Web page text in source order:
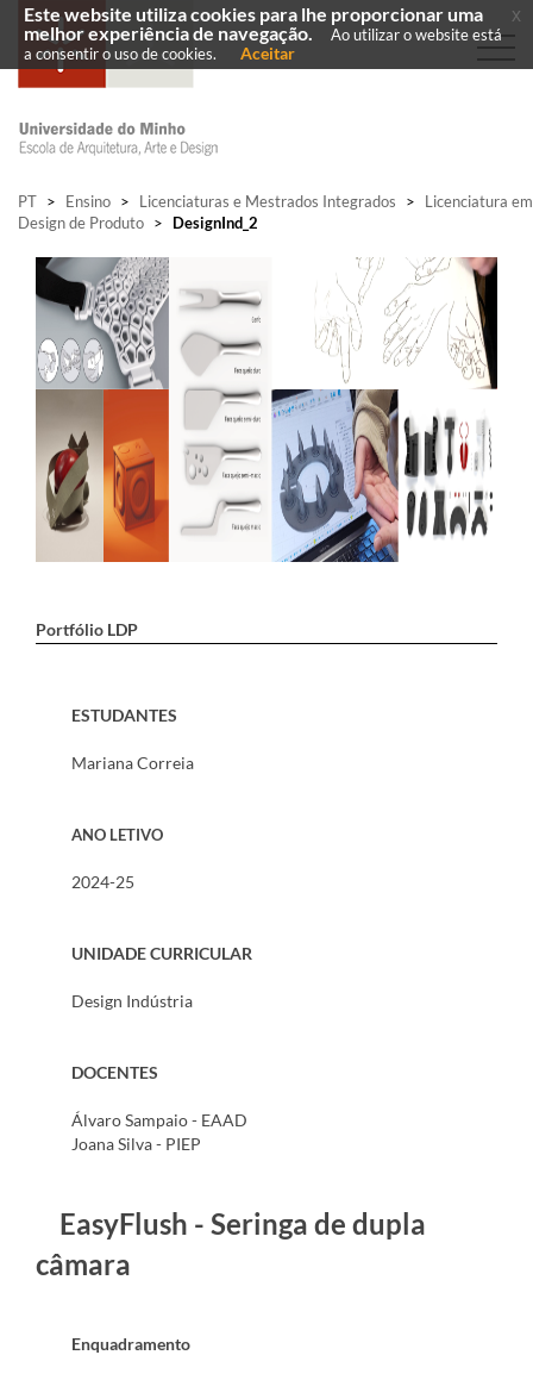
PT > Ensino > Licenciaturas e Mestrados Integrados >
Licenciatura em
Design de Produto > DesignInd_2
Portfólio LDP
ESTUDANTES
Mariana Correia
ANO LETIVO
2024-25
UNIDADE CURRICULAR
Design Indústria
DOCENTES
Álvaro Sampaio - EAAD
Joana Silva - PIEP
EasyFlush - Seringa de dupla
câmara
Enquadramento
Este website utiliza cookies para lhe proporcionar uma
melhor experiência de navegação.
Ao utilizar o website está
a consentir o uso de cookies.
Aceitar
x